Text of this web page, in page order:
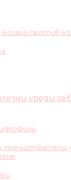
колани против
уреди за
пречистватели,